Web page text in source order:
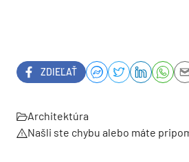
ZDIEĽAŤ
Architektúra
Našli ste chybu alebo máte